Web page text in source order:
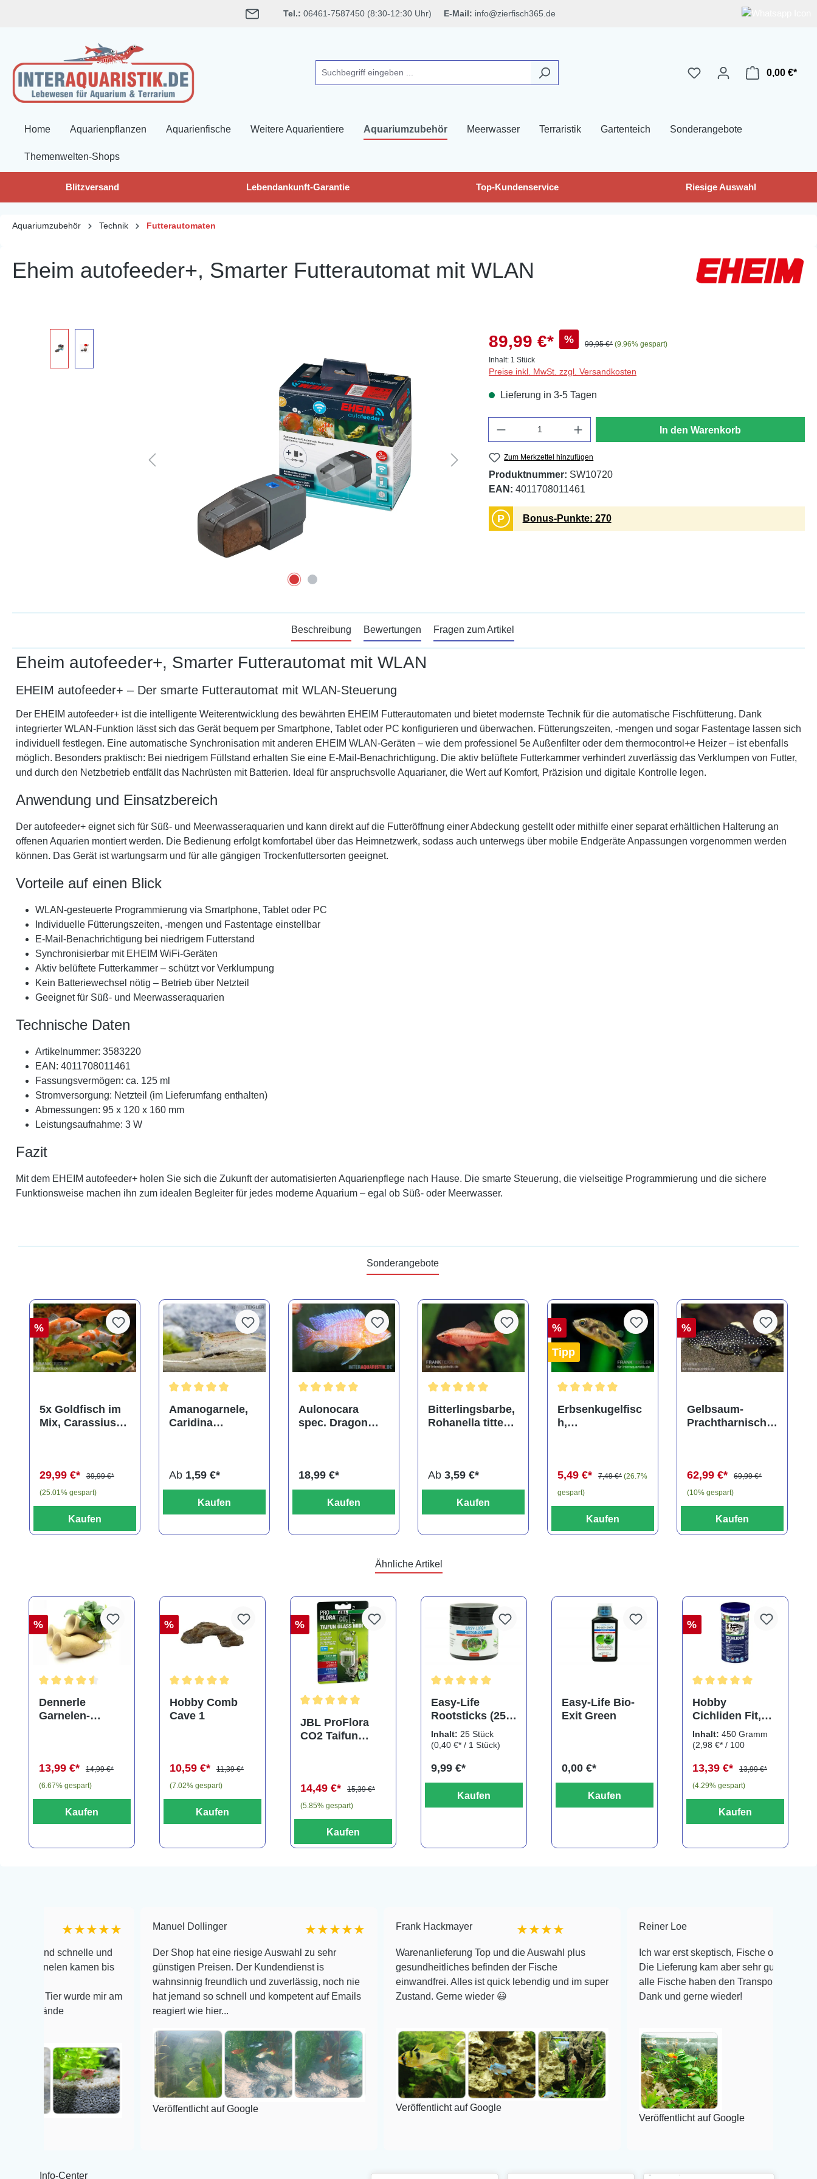
Tel.: 06461-7587450 (8:30-12:30 Uhr) E-Mail: info@zierfisch365.de
0,00 €*
Home Aquarienpflanzen Aquarienfische Weitere Aquarientiere Aquariumzubehör Meerwasser Terraristik Gartenteich Sonderangebote
Themenwelten-Shops
Blitzversand Lebendankunft-Garantie Top-Kundenservice Riesige Auswahl
Aquariumzubehör Technik Futterautomaten
Eheim autofeeder+, Smarter Futterautomat mit WLAN
89,99 €* % 99,95 €* (9.96% gespart)
Inhalt: 1 Stück
Preise inkl. MwSt. zzgl. Versandkosten
Lieferung in 3-5 Tagen
In den Warenkorb
Zum Merkzettel hinzufügen
Produktnummer: SW10720
EAN: 4011708011461
P Bonus-Punkte: 270
Beschreibung Bewertungen Fragen zum Artikel
Eheim autofeeder+, Smarter Futterautomat mit WLAN
EHEIM autofeeder+ – Der smarte Futterautomat mit WLAN-Steuerung
Der EHEIM autofeeder+ ist die intelligente Weiterentwicklung des bewährten EHEIM Futterautomaten und bietet modernste Technik für die automatische Fischfütterung. Dank
integrierter WLAN-Funktion lässt sich das Gerät bequem per Smartphone, Tablet oder PC konfigurieren und überwachen. Fütterungszeiten, -mengen und sogar Fastentage lassen sich
individuell festlegen. Eine automatische Synchronisation mit anderen EHEIM WLAN-Geräten – wie dem professionel 5e Außenfilter oder dem thermocontrol+e Heizer – ist ebenfalls
möglich. Besonders praktisch: Bei niedrigem Füllstand erhalten Sie eine E-Mail-Benachrichtigung. Die aktiv belüftete Futterkammer verhindert zuverlässig das Verklumpen von Futter,
und durch den Netzbetrieb entfällt das Nachrüsten mit Batterien. Ideal für anspruchsvolle Aquarianer, die Wert auf Komfort, Präzision und digitale Kontrolle legen.
Anwendung und Einsatzbereich
Der autofeeder+ eignet sich für Süß- und Meerwasseraquarien und kann direkt auf die Futteröffnung einer Abdeckung gestellt oder mithilfe einer separat erhältlichen Halterung an
offenen Aquarien montiert werden. Die Bedienung erfolgt komfortabel über das Heimnetzwerk, sodass auch unterwegs über mobile Endgeräte Anpassungen vorgenommen werden
können. Das Gerät ist wartungsarm und für alle gängigen Trockenfuttersorten geeignet.
Vorteile auf einen Blick
WLAN-gesteuerte Programmierung via Smartphone, Tablet oder PC
Individuelle Fütterungszeiten, -mengen und Fastentage einstellbar
E-Mail-Benachrichtigung bei niedrigem Futterstand
Synchronisierbar mit EHEIM WiFi-Geräten
Aktiv belüftete Futterkammer – schützt vor Verklumpung
Kein Batteriewechsel nötig – Betrieb über Netzteil
Geeignet für Süß- und Meerwasseraquarien
Technische Daten
Artikelnummer: 3583220
EAN: 4011708011461
Fassungsvermögen: ca. 125 ml
Stromversorgung: Netzteil (im Lieferumfang enthalten)
Abmessungen: 95 x 120 x 160 mm
Leistungsaufnahme: 3 W
Fazit
Mit dem EHEIM autofeeder+ holen Sie sich die Zukunft der automatisierten Aquarienpflege nach Hause. Die smarte Steuerung, die vielseitige Programmierung und die sichere
Funktionsweise machen ihn zum idealen Begleiter für jedes moderne Aquarium – egal ob Süß- oder Meerwasser.
Sonderangebote
%
5x Goldfisch im
Mix, Carassius
29,99 €*
39,99 €*
(25.01% gespart)
Kaufen
Amanogarnele,
Caridina
Ab 1,59 €*
Kaufen
Aulonocara
spec. Dragon
18,99 €*
Kaufen
Bitterlingsbarbe,
Rohanella titteya,
Ab 3,59 €*
Kaufen
%
Tipp
Erbsenkugelfisc
h,
5,49 €*
7,49 €* (26.7%
gespart)
Kaufen
%
Gelbsaum-
Prachtharnischw
62,99 €*
69,99 €*
(10% gespart)
Kaufen
Ähnliche Artikel
%
Dennerle
Garnelen-
3er Tonamphore
13,99 €*
14,99 €*
(6.67% gespart)
Kaufen
%
Durchschnittliche Bewertung von 5 von 5 Sternen
Hobby Comb
Cave 1
10,59 €*
11,39 €*
(7.02% gespart)
Kaufen
%
Durchschnittliche Bewertung von 5 von 5 Sternen
JBL ProFlora
CO2 Taifun
14,49 €*
15,39 €*
(5.85% gespart)
Kaufen
Easy-Life
Rootsticks (25
Sticks)
Inhalt: 25 Stück
(0,40 €* / 1 Stück)
9,99 €*
Kaufen
Easy-Life Bio-
Exit Green
0,00 €*
Kaufen
%
Hobby
Cichliden Fit,
450 g
Inhalt:450 Gramm
(2,98 €* / 100
13,39 €*
13,99 €*
(4.29% gespart)
Kaufen
★★★★★
schnelle und
kamen bis
wurde mir am
Manuel Dollinger ★★★★★
Der Shop hat eine riesige Auswahl zu sehr
günstigen Preisen. Der Kundendienst is
wahnsinnig freundlich und zuverlässig, noch nie
hat jemand so schnell und kompetent auf Emails
reagiert wie hier...
Veröffentlicht auf Google
Frank Hackmayer ★★★★
Warenanlieferung Top und die Auswahl plus
gesundheitliches befinden der Fische
einwandfrei. Alles ist quick lebendig und im super
Zustand. Gerne wieder 😃
Veröffentlicht auf Google
Ich war erst skeptisch, Fische online zu bestellen!
Die Lieferung kam aber sehr gut verpackt an und
alle Fische haben den Transport überlebt! Vielen
Dank und gerne wieder!
Veröffentlicht auf Google
Info-Center